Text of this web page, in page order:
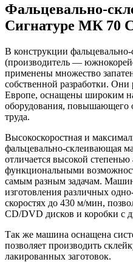
Фальцевально-
Сигнатуре МК 70
В конструкции
(производитель —
применены множество
собственной разработки.
Европе, оснащены широким
оборудования, повышающего
труда.
Высокоскоростная и
фальцевально-склеивающая
отличается высокой
функциональными
самым разным задачам.
изготовления различных
скоростях до 430 м/мин,
CD/DVD дисков и коробки с
Так же машина оснащена
позволяет производить
лакированных заготовок.